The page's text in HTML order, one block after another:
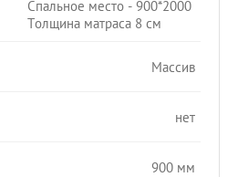
Спальное место - 900*2000
Толщина матраса 8 см
Массив
нет
900 мм